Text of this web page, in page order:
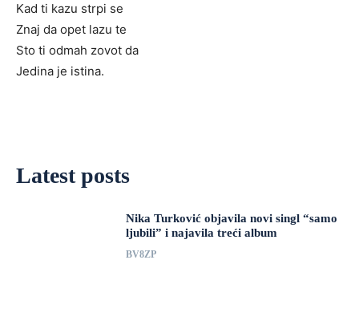
Kad ti kazu strpi se
Znaj da opet lazu te
Sto ti odmah zovot da
Jedina je istina.
Latest posts
Nika Turković objavila novi singl “samo
ljubili” i najavila treći album
BV8ZP